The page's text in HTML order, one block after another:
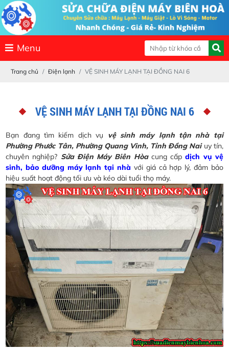
Menu
Trang chủ Điện lạnh VỆ SINH MÁY LẠNH TẠI ĐỒNG NAI 6
VỆ SINH MÁY LẠNH TẠI ĐỒNG NAI 6
Bạn đang tìm kiếm dịch vụ vệ sinh máy lạnh tận nhà tại
Phường Phước Tân, Phường Quang Vinh, Tỉnh Đồng Naiuy tín,
chuyên nghiệp? Sửa Điện Máy Biên Hòacung cấpdịch vụ vệ
sinh, bảo dưỡng máy lạnh tại nhà với giá cả hợp lý, đảm bảo
hiệu suất hoạt động tối ưu và kéo dài tuổi thọ máy.